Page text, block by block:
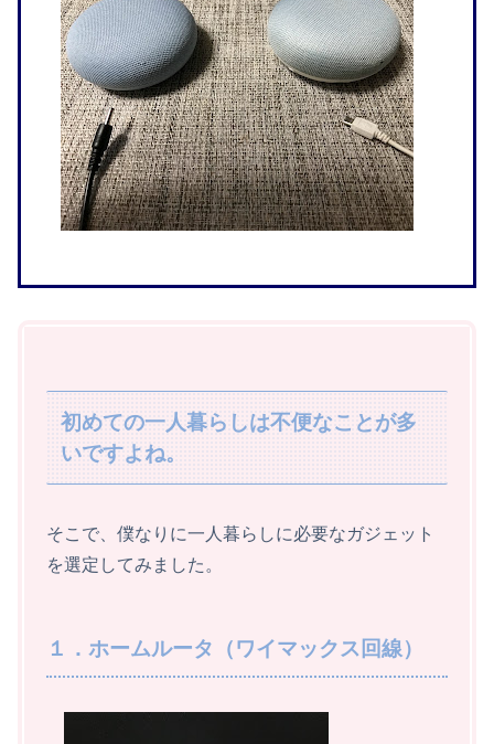
初めての一人暮らしは不便なことが多
いですよね。
そこで、僕なりに一人暮らしに必要なガジェット
を選定してみました。
１．ホームルータ（ワイマックス回線）